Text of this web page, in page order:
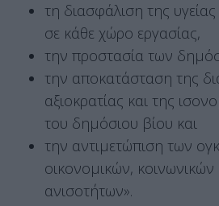
τη διασφάλιση της
σε κάθε χώρο εργασίας,
την προστασία των
την αποκατάσταση της
αξιοκρατίας και της
του δημόσιου βίου και
την αντιμετώπιση των
οικονομικών, κοινωνικών
ανισοτήτων».